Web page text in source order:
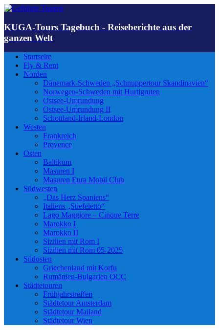
KUGA-Tours Tagebuch - Reiseberichte aus der
ganzen Welt
Startseite
Fly & Rent
Norden
Dänemark-Schweden „Schnuppertour Skandinavien“
Norwegen-Schweden mit Hurtigruten
Ostsee-Umrundung
Ostsee-Umrundung II
Schottland-Irland-London
Westen
Frankreich
Provence
Osten
Baltikum
Masuren I
Masuren Eura Mobil Club
Südwesten
„Das Herz Spaniens“
Italiens „Stiefeletto“
Lago Maggiore – Cinque Terre
Marokko I
Marokko II
Sizilien mit Rom I
Sizilien mit Rom 05-2025
Südosten
Griechenland mit Korfu
Rumänien-Bulgarien ÖCC
Städtetouren
Frühjahrstreffen
Städtetour Amsterdam
Städtetour Mailand
Städtetour Wien